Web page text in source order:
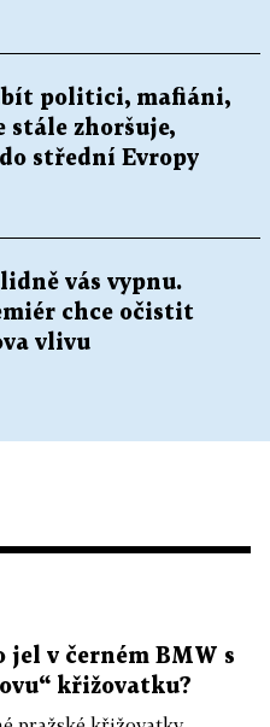
politici, mafiáni,
stále zhoršuje,
střední Evropy
vás vypnu.
chce očistit
vlivu
jel v černém BMW s
křižovatku?